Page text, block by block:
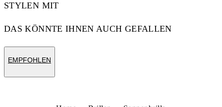
STYLEN MIT
DAS KÖNNTE IHNEN AUCH GEFALLEN
EMPFOHLEN